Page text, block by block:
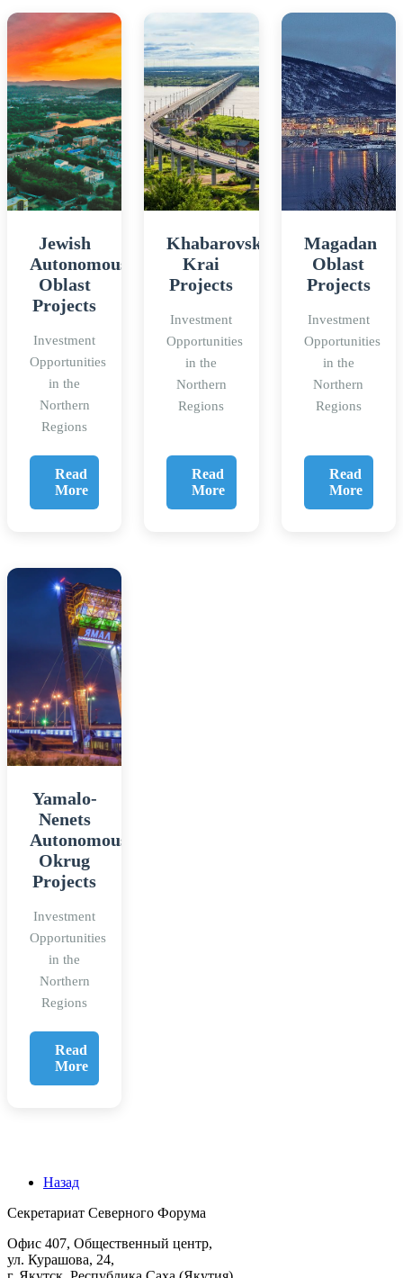
Jewish
Autonomous
Oblast
Projects
Investment
Opportunities
in the
Northern
Regions
Read
More
Khabarovsk
Krai
Projects
Investment
Opportunities
in the
Northern
Regions
Read
More
Magadan
Oblast
Projects
Investment
Opportunities
in the
Northern
Regions
Read
More
Yamalo-
Nenets
Autonomous
Okrug
Projects
Investment
Opportunities
in the
Northern
Regions
Read
More
Назад
Секретариат Северного Форума
Офис 407, Общественный центр,
ул. Курашова, 24,